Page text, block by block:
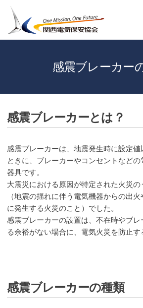
感震ブレーカー
感震ブレーカーとは？
感震ブレーカーは、地震発生時に設定値
ときに、ブレーカーやコンセントなど
器具です。
大震災における原因が特定された火災
（地震の揺れに伴う電気機器からの出
に発生する火災のこと）でした。
感震ブレーカーの設置は、不在時やブ
る余裕がない場合に、電気火災を防止す
感震ブレーカーの種類